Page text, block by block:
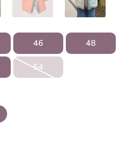
46 48
54